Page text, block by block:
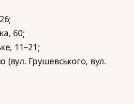
60;
11–21;
(вул. Грушевського, вул.